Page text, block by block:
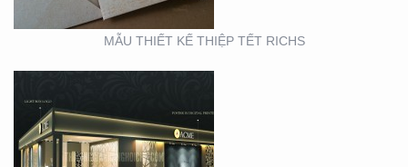
MẪU THIẾT KẾ THIỆP TẾT RICHS
BOOTH TRIỂN LÃM
CITIGYM ( TẠI HỘI CHỢ